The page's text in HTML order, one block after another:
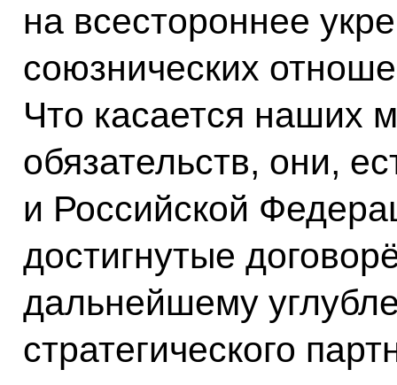
на всестороннее
союзнических
Что касается наших
обязательств, они,
и Российской
достигнутые
дальнейшему
стратегического